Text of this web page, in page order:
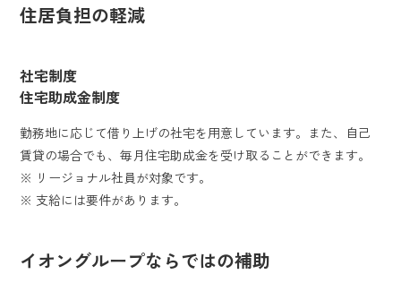
住居負担の軽減
社宅制度
住宅助成金制度
勤務地に応じて借り上げの社宅を用意しています。また、自己
賃貸の場合でも、毎月住宅助成金を受け取ることができます。
※ リージョナル社員が対象です。
※ 支給には要件があります。
イオングループならではの補助